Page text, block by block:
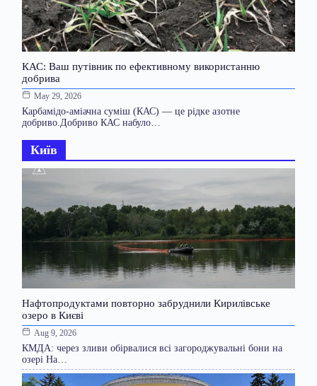
КАС: Ваш путівник по ефективному використанню
добрива
May 29, 2026
Карбамідо-аміачна суміш (КАС) — це рідке азотне
добриво.Добриво КАС набуло…
Київ
Нафтопродуктами повторно забруднили Кирилівське
озеро в Києві
Aug 9, 2026
КМДА: через зливи обірвалися всі загороджувальні бони на
озері На…